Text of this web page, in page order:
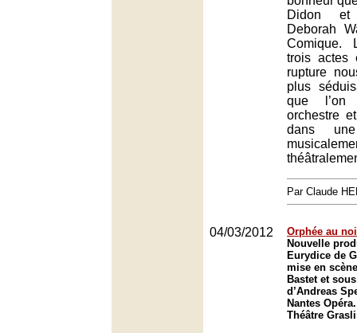
Didon
Deborah
Comique.
trois actes
rupture
plus
que l’on
orchestre
dans une
Par Claude
04/03/2012
Orphée au
Nouvelle
Eurydice de
mise en
Bastet et
d’Andreas
Nantes Opéra.
Théâtre